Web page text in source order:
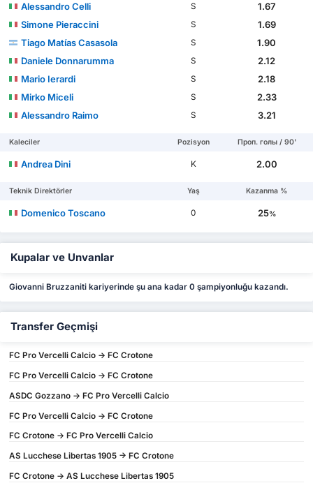
Alessandro Celli
S
1.67
Simone Pieraccini
S
1.69
Tiago Matías Casasola
S
1.90
Daniele Donnarumma
S
2.12
Mario Ierardi
S
2.18
Mirko Miceli
S
2.33
Alessandro Raimo
S 3.21
Kaleciler Pozisyon Проп. голы / 90'
Andrea Dini K 2.00
Teknik Direktörler Yaş Kazanma %
Domenico Toscano 0 25%
Kupalar ve Unvanlar
Giovanni Bruzzaniti kariyerinde şu ana kadar 0 şampiyonluğu kazandı.
Transfer Geçmişi
FC Pro Vercelli Calcio -> FC Crotone
FC Pro Vercelli Calcio -> FC Crotone
ASDC Gozzano -> FC Pro Vercelli Calcio
FC Pro Vercelli Calcio -> FC Crotone
FC Crotone -> FC Pro Vercelli Calcio
AS Lucchese Libertas 1905 -> FC Crotone
FC Crotone -> AS Lucchese Libertas 1905